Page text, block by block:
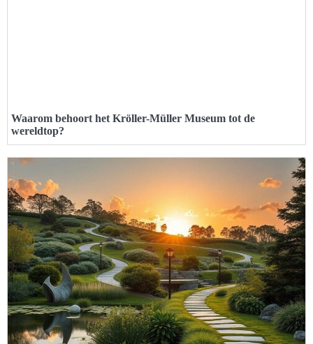
Waarom behoort het Kröller-Müller Museum tot de
wereldtop?